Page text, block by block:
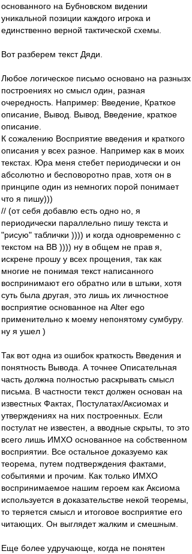
основанного на Бубновском видении
уникальной позиции каждого игрока и
единственно верной тактической схемы.
Вот разберем текст Дяди.
Любое логическое письмо основано на разнызх
построениях но смысл один, разная
очередность. Например: Введение, Краткое
описание, Вывод. Вывод, Введение, краткое
описание.
К сожалению Восприятие введения и краткого
описания у всех разное. Например как в моих
текстах. Юра меня стебет периодически и он
абсолютно и бесповоротно прав, хотя он в
принципе один из немногих порой понимает
что я пишу)))
// (от себя добавлю есть одно но, я
периодически параллельно пишу текста и
"рисую" таблички )))) и когда одновременно с
текстом на ВВ )))) ну в общем не прав я,
искрене прошу у всех прощения, так как
многие не понимая текст написанного
воспринимают его обратно или в штыки, хотя
суть была другая, это лишь их личностное
восприятие основанное на Alter ego
применительно к моему непонятому сумбуру.
ну я ушел )
Так вот одна из ошибок краткость Введения и
понятность Вывода. А точнее Описательная
часть должна полностью раскрывать смысл
письма. В частности текст должен основан на
известных Фактах, Постулатах/Аксиомах и
утверждениях на них построенных. Если
постулат не известен, а вводные скрыты, то это
всего лишь ИМХО основанное на собственном
восприятии. Все остальное доказуемо как
теорема, путем подтверждения фактами,
событиями и прочим. Как только ИМХО
воспринимаемое нашим героем как Аксиома
используется в доказательстве некой теоремы,
то теряется смысл и итоговое восприятие его
читающих. Он выглядет жалким и смешным.
Еще более удручающе, когда не понятен